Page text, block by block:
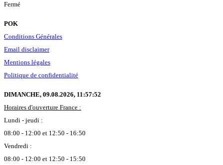
Fermé
POK
Conditions Générales
Email disclaimer
Mentions légales
Politique de confidentialité
DIMANCHE, 09.08.2026, 11:57:53
Horaires d'ouverture France :
Lundi - jeudi :
08:00 - 12:00 et 12:50 - 16:50
Vendredi :
08:00 - 12:00 et 12:50 - 15:50